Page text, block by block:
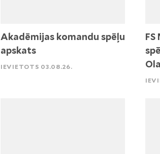
Akadēmijas komandu spēļu
apskats
IEVIETOTS 03.08.26.